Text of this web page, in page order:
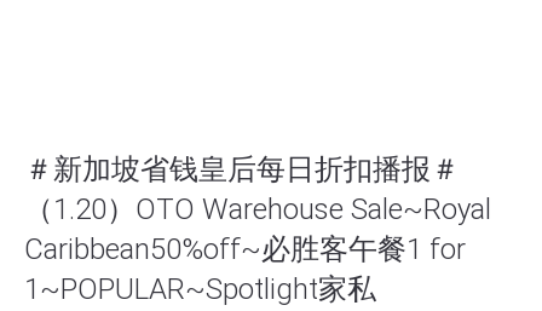
＃新加坡省钱皇后每日折扣播报＃
（1.20）OTO Warehouse Sale~Royal
Caribbean50%off~必胜客午餐1 for
1~POPULAR~Spotlight家私